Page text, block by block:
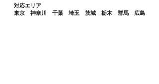
対応エリア
​東京 神奈川 千葉 埼玉 茨城 栃木 群馬 広島